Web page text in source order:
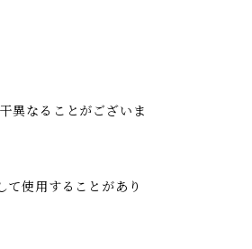
異なることがございま
使用することがあり